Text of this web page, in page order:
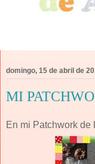
domingo, 15 de abril de
MI
En mi Patchwork de